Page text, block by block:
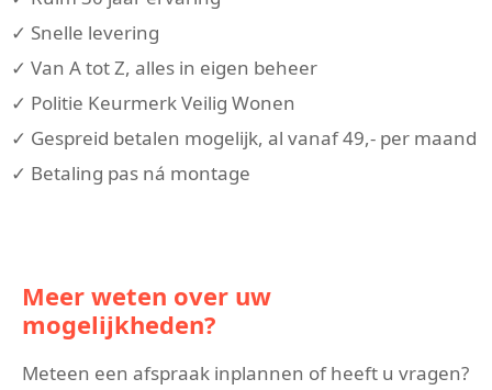
✓ Snelle levering
✓ Van A tot Z, alles in eigen beheer
✓ Politie Keurmerk Veilig Wonen
✓ Gespreid betalen mogelijk, al vanaf 49,- per maand
✓ Betaling pas ná montage
Meer weten over uw
mogelijkheden?
Meteen een afspraak inplannen of heeft u vragen?